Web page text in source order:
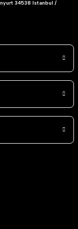
34538 Istanbul /